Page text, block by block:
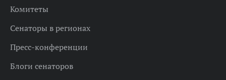
Комитеты
Сенаторы в регионах
Пресс-конференции
Блоги сенаторов